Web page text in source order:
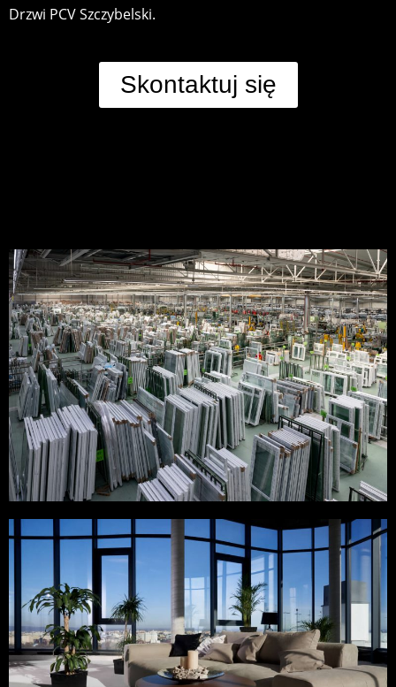
Drzwi PCV Szczybelski.
Skontaktuj się